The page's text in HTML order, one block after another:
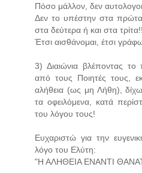
Πόσο μάλλον, δεν
Δεν το υπέστην στα
στα δεύτερα ή και στα
Έτσι αισθάνομαι, έτσι
3) Διαιώνια βλέποντας το
από τους Ποιητές τους,
αλήθεια (ως μη Λήθη),
τα οφειλόμενα, κατά
του λόγου τους!
Ευχαριστώ για την
λόγο του Ελύτη:
"Η ΑΛΗΘΕΙΑ ΕΝΑΝΤΙ